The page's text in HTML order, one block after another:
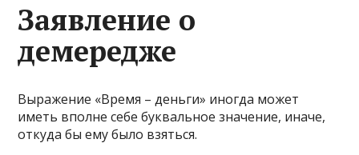
Заявление о
демередже
Выражение «Время – деньги» иногда может
иметь вполне себе буквальное значение, иначе,
откуда бы ему было взяться.